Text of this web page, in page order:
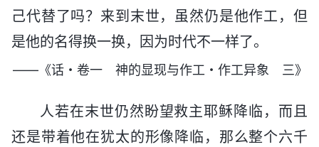
己代替了吗？来到末世，虽然仍是他作工，但
是他的名得换一换，因为时代不一样了。
——《话・卷一 神的显现与作工・作工异象 三》
人若在末世仍然盼望救主耶稣降临，而且
还是带着他在犹太的形像降临，那么整个六千